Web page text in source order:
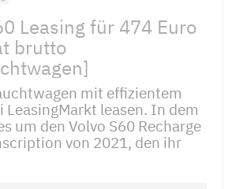
Leasing für 474 Euro
brutto
mit effizientem
LeasingMarkt leasen. In dem
um den Volvo S60 Recharge
von 2021, den ihr